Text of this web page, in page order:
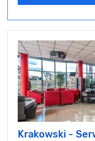
Krakowski -